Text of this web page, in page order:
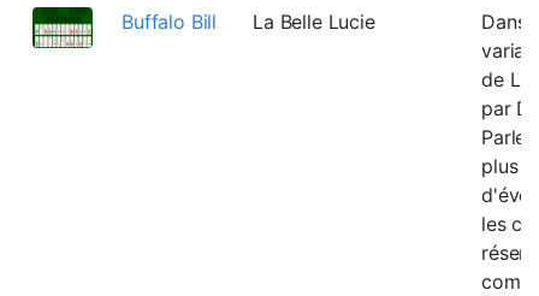
Buffalo Bill La Belle Lucie
Dans
de
par
plus
les